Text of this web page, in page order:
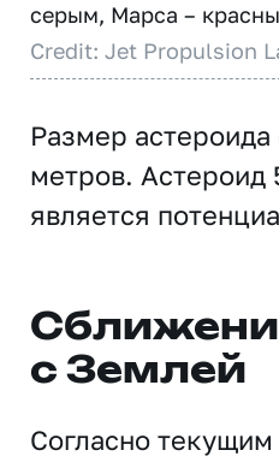
серым, Марса –
Credit: Jet Propulsion
Размер астероида
метров. Астероид
является
с Землей
Согласно